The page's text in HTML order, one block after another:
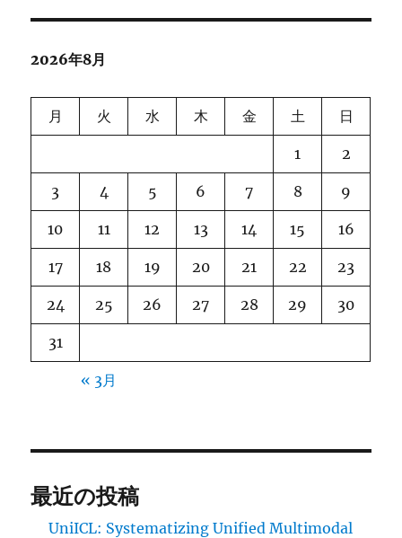
言
ル
に
2026年8月
月 火 水 木 金 土 日
1 2
3 4 5 6 7 8 9
10 11 12 13 14 15 16
17 18 19 20 21 22 23
24 25 26 27 28 29 30
31
« 3月
最近の投稿
UniICL: Systematizing Unified Multimodal